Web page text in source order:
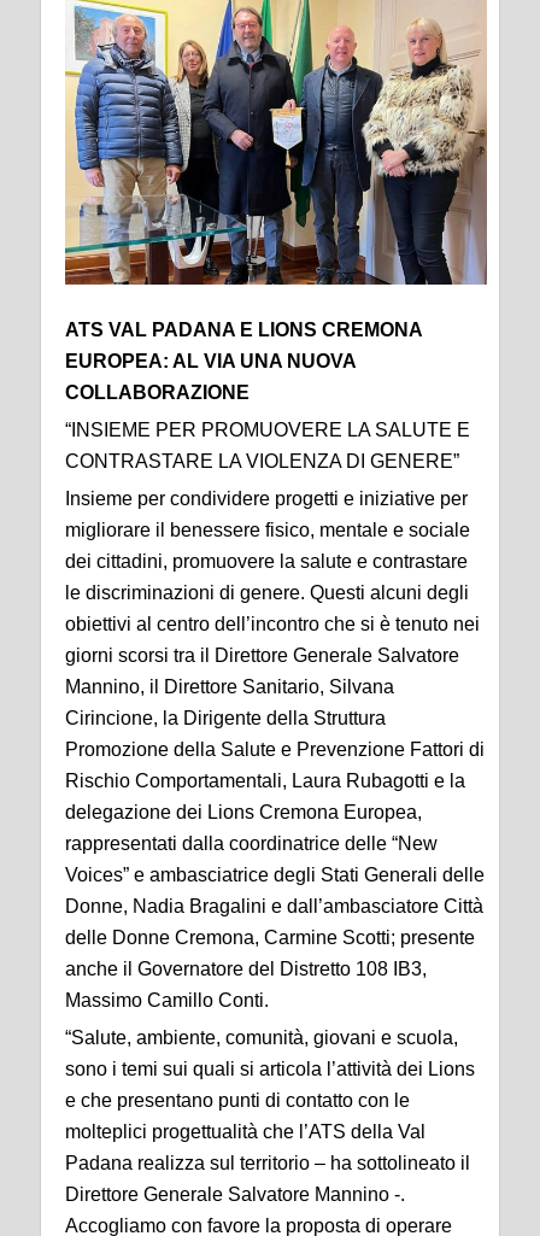
ATS VAL PADANA E LIONS CREMONA
EUROPEA: AL VIA UNA NUOVA
COLLABORAZIONE
“INSIEME PER PROMUOVERE LA SALUTE E
CONTRASTARE LA VIOLENZA DI GENERE”
Insieme per condividere progetti e iniziative per
migliorare il benessere fisico, mentale e sociale
dei cittadini, promuovere la salute e contrastare
le discriminazioni di genere. Questi alcuni degli
obiettivi al centro dell’incontro che si è tenuto nei
giorni scorsi tra il Direttore Generale Salvatore
Mannino, il Direttore Sanitario, Silvana
Cirincione, la Dirigente della Struttura
Promozione della Salute e Prevenzione Fattori di
Rischio Comportamentali, Laura Rubagotti e la
delegazione dei Lions Cremona Europea,
rappresentati dalla coordinatrice delle “New
Voices” e ambasciatrice degli Stati Generali delle
Donne, Nadia Bragalini e dall’ambasciatore Città
delle Donne Cremona, Carmine Scotti; presente
anche il Governatore del Distretto 108 IB3,
Massimo Camillo Conti.
“Salute, ambiente, comunità, giovani e scuola,
sono i temi sui quali si articola l’attività dei Lions
e che presentano punti di contatto con le
molteplici progettualità che l’ATS della Val
Padana realizza sul territorio – ha sottolineato il
Direttore Generale Salvatore Mannino -.
Accogliamo con favore la proposta di operare